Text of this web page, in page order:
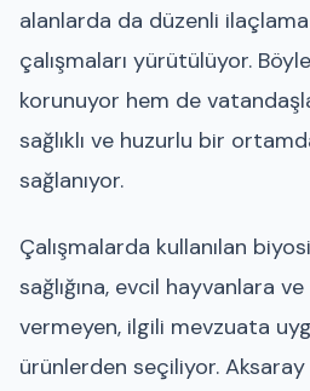
alanlarda da düzenli
çalışmaları yürütülüyor.
korunuyor hem de
sağlıklı ve huzurlu bir
sağlanıyor.
Çalışmalarda kullanılan
sağlığına, evcil hayvanlara
vermeyen, ilgili mevzuata
ürünlerden seçiliyor.